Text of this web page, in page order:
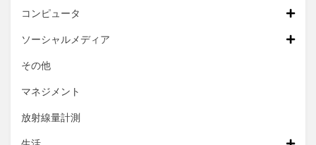
コンピュータ
ソーシャルメディア
その他
マネジメント
放射線量計測